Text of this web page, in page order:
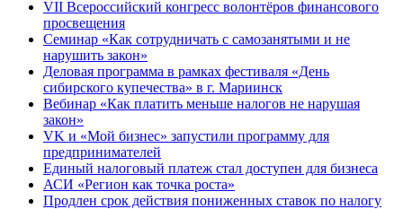
VII Всероссийский конгресс волонтёров финансового
просвещения
Семинар «Как сотрудничать с самозанятыми и не
нарушить закон»
Деловая программа в рамках фестиваля «День
сибирского купечества» в г. Мариинск
Вебинар «Как платить меньше налогов не нарушая
закон»
VK и «Мой бизнес» запустили программу для
предпринимателей
Единый налоговый платеж стал доступен для бизнеса
АСИ «Регион как точка роста»
Продлен срок действия пониженных ставок по налогу